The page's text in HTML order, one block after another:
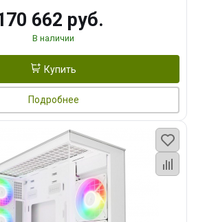
662 руб.
В наличии
Купить
Подробнее